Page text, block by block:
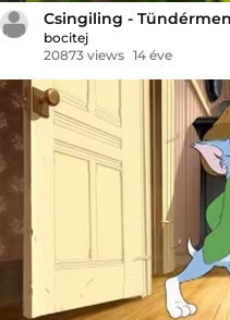
Csingiling -
bocitej
20873 views 14 éve